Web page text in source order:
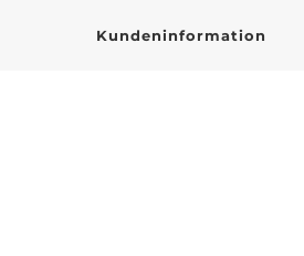
Kundeninformation